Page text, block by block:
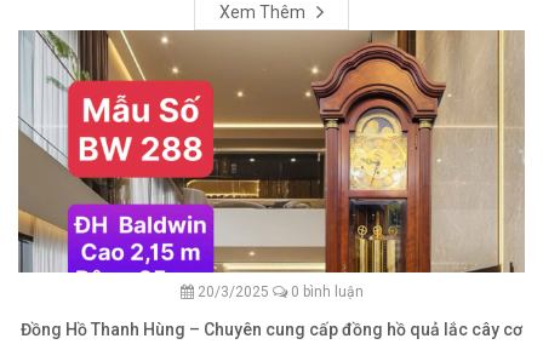
Xem Thêm
20/3/2025 0 bình luận
Đồng Hồ Thanh Hùng – Chuyên cung cấp đồng hồ quả lắc cây cơ